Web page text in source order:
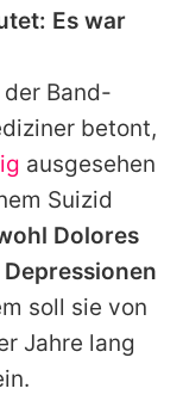
Es war
Band-
betont,
ausgesehen
Suizid
Dolores
soll sie von
Jahre lang